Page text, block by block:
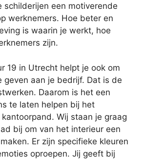
schilderijen een motiverende
werknemers. Hoe beter en
is waarin je werkt, hoe
zijn.
19 in Utrecht helpt je ook om
geven aan je bedrijf. Dat is de
Daarom is het een
te laten helpen bij het
Wij staan je graag
bij om van het interieur een
Er zijn specifieke kleuren
oproepen. Jij geeft bij